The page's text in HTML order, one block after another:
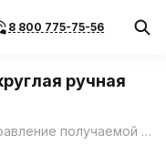
8 800 775-75-56
ручная
Тип получаемой резьбы: M/MF; направление получаемой резьбы: R; плашка соответствует DIN EN 22577